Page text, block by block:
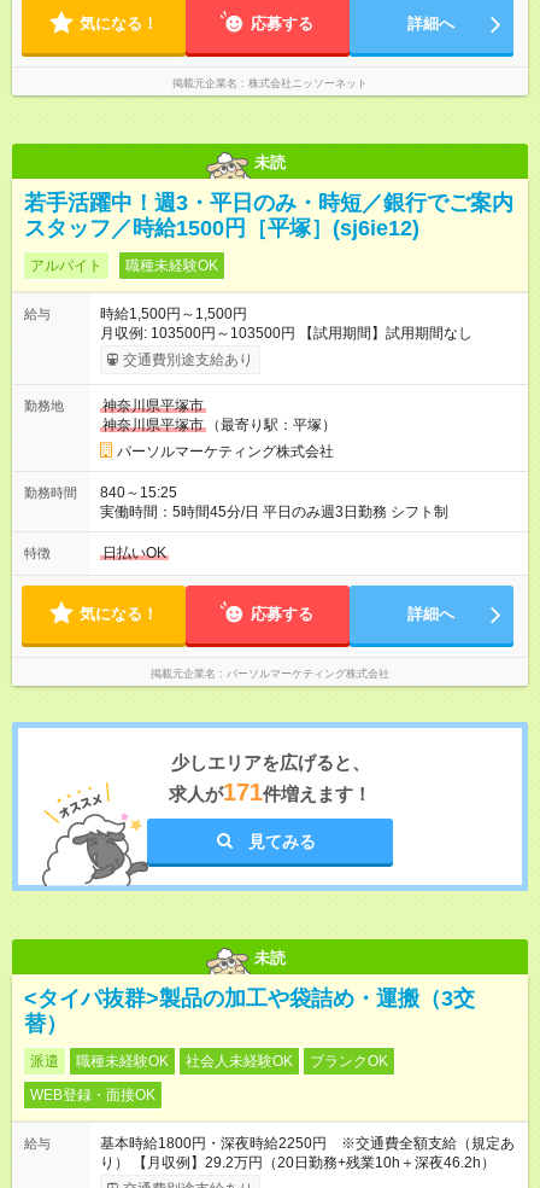
気になる！ 応募する 詳細へ
掲載元企業名 株式会社ニッソーネット
未読
若手活躍中！週3・平日のみ・時短／銀行でご案内
スタッフ／時給1500円［平塚］(sj6ie12)
アルバイト 職種未経験OK
給与
時給1,500円～1,500円
月収例: 103500円～103500円 【試用期間】試用期間なし
交通費別途支給あり
勤務地
神奈川県平塚市
神奈川県平塚市
（最寄り駅：平塚）
パーソルマーケティング株式会社
勤務時間
840～15:25
実働時間：5時間45分/日 平日のみ週3日勤務 シフト制
特徴 日払いOK
気になる！ 応募する 詳細へ
掲載元企業名 パーソルマーケティング株式会社
少しエリアを広げると、
求人が171件増えます！
見てみる
未読
<タイパ抜群>製品の加工や袋詰め・運搬（3交
替）
派遣 職種未経験OK 社会人未経験OK
ブランクOK
WEB登録・面接OK
給与
基本時給1800円・深夜時給2250円 ※交通費全額支給（規定あ
り） 【月収例】29.2万円（20日勤務+残業10h＋深夜46.2h）